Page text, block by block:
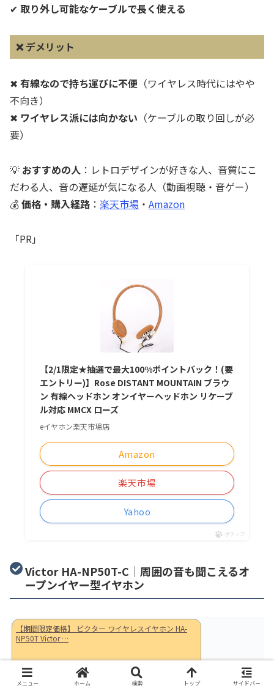
✔ 取り外し可能なケーブルで長く使える
❌デメリット
✖ 有線なので持ち運びに不便 （ワイヤレス時代にはやや
不向き）
✖ ワイヤレス派には向かない （ケーブルの取り回しが必
要）
💡 おすすめの人 ：レトロデザインが好きな人、音質にこ
だわる人、音の遅延が気になる人（動画視聴・音ゲー）
💰価格・購入経路 ： 楽天市場 ・ Amazon
「PR」
【2/1限定★抽選で最大100%ポイントバック！(要
エントリー)】Rose DISTANT MOUNTAIN ブラウ
ン 有線ヘッドホン オンイヤーヘッドホン リケーブ
ル対応 MMCX ローズ
eイヤホン楽天市場店
Amazon
楽天市場
Yahoo
ポチップ
Victor HA-NP50T-C｜周囲の音も聞こえるオ
ープンイヤー型イヤホン
【期間限定価格】 ビクター ワイヤレスイヤホン HA-
NP50T Victor …
楽天で購入
メニュー ホーム 検索 トップ サイドバー